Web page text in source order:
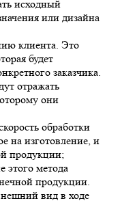
исходный
или дизайна
клиента. Это
будет
заказчика.
отражать
они
обработки
на изготовление, и
продукции;
этого метода
продукции.
вид в ходе